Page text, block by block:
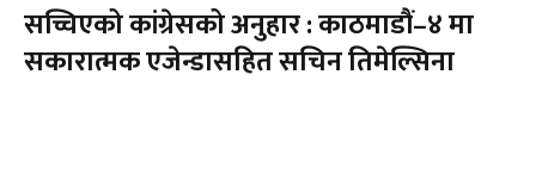
सच्चिएको कांग्रेसको अनुहार : काठमाडौं–४ मा
सकारात्मक एजेन्डासहित सचिन तिमेल्सिना